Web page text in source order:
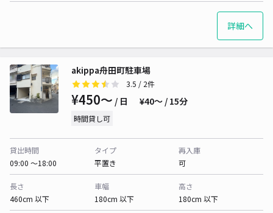
詳細へ
akippa舟田町駐車場
3.5 / 2件
¥450〜 / 日 ¥40〜 / 15分
時間貸し可
貸出時間
09:00 〜18:00
タイプ
平置き
再入庫
可
長さ
460cm 以下
車幅
180cm 以下
高さ
180cm 以下